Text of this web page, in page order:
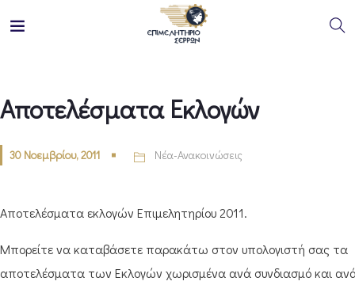
Αποτελέσματα Εκλογών
30 Νοεμβρίου, 2011 Νέα-Ανακοινώσεις
Αποτελέσματα εκλογών Επιμελητηρίου 2011.
Μπορείτε να καταβάσετε παρακάτω στον υπολογιστή σας τα
αποτελέσματα των Εκλογών χωρισμένα ανά συνδιασμό και